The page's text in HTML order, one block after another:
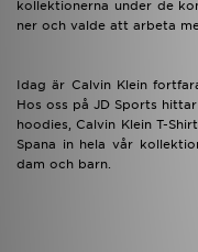
kollektionerna under de
ner och valde att arbeta
Idag är Calvin Klein
Hos oss på JD Sports
hoodies, Calvin Klein T-
Spana in hela vår
dam och barn.